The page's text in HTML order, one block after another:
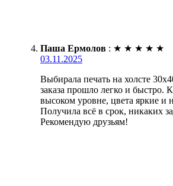
Паша Ермолов : ★ ★ ★ ★ ★
03.11.2025
Выбирала печать на холсте
заказа прошло легко и быстро.
высоком уровне, цвета яркие и
Получила всё в срок, никаких
Рекомендую друзьям!